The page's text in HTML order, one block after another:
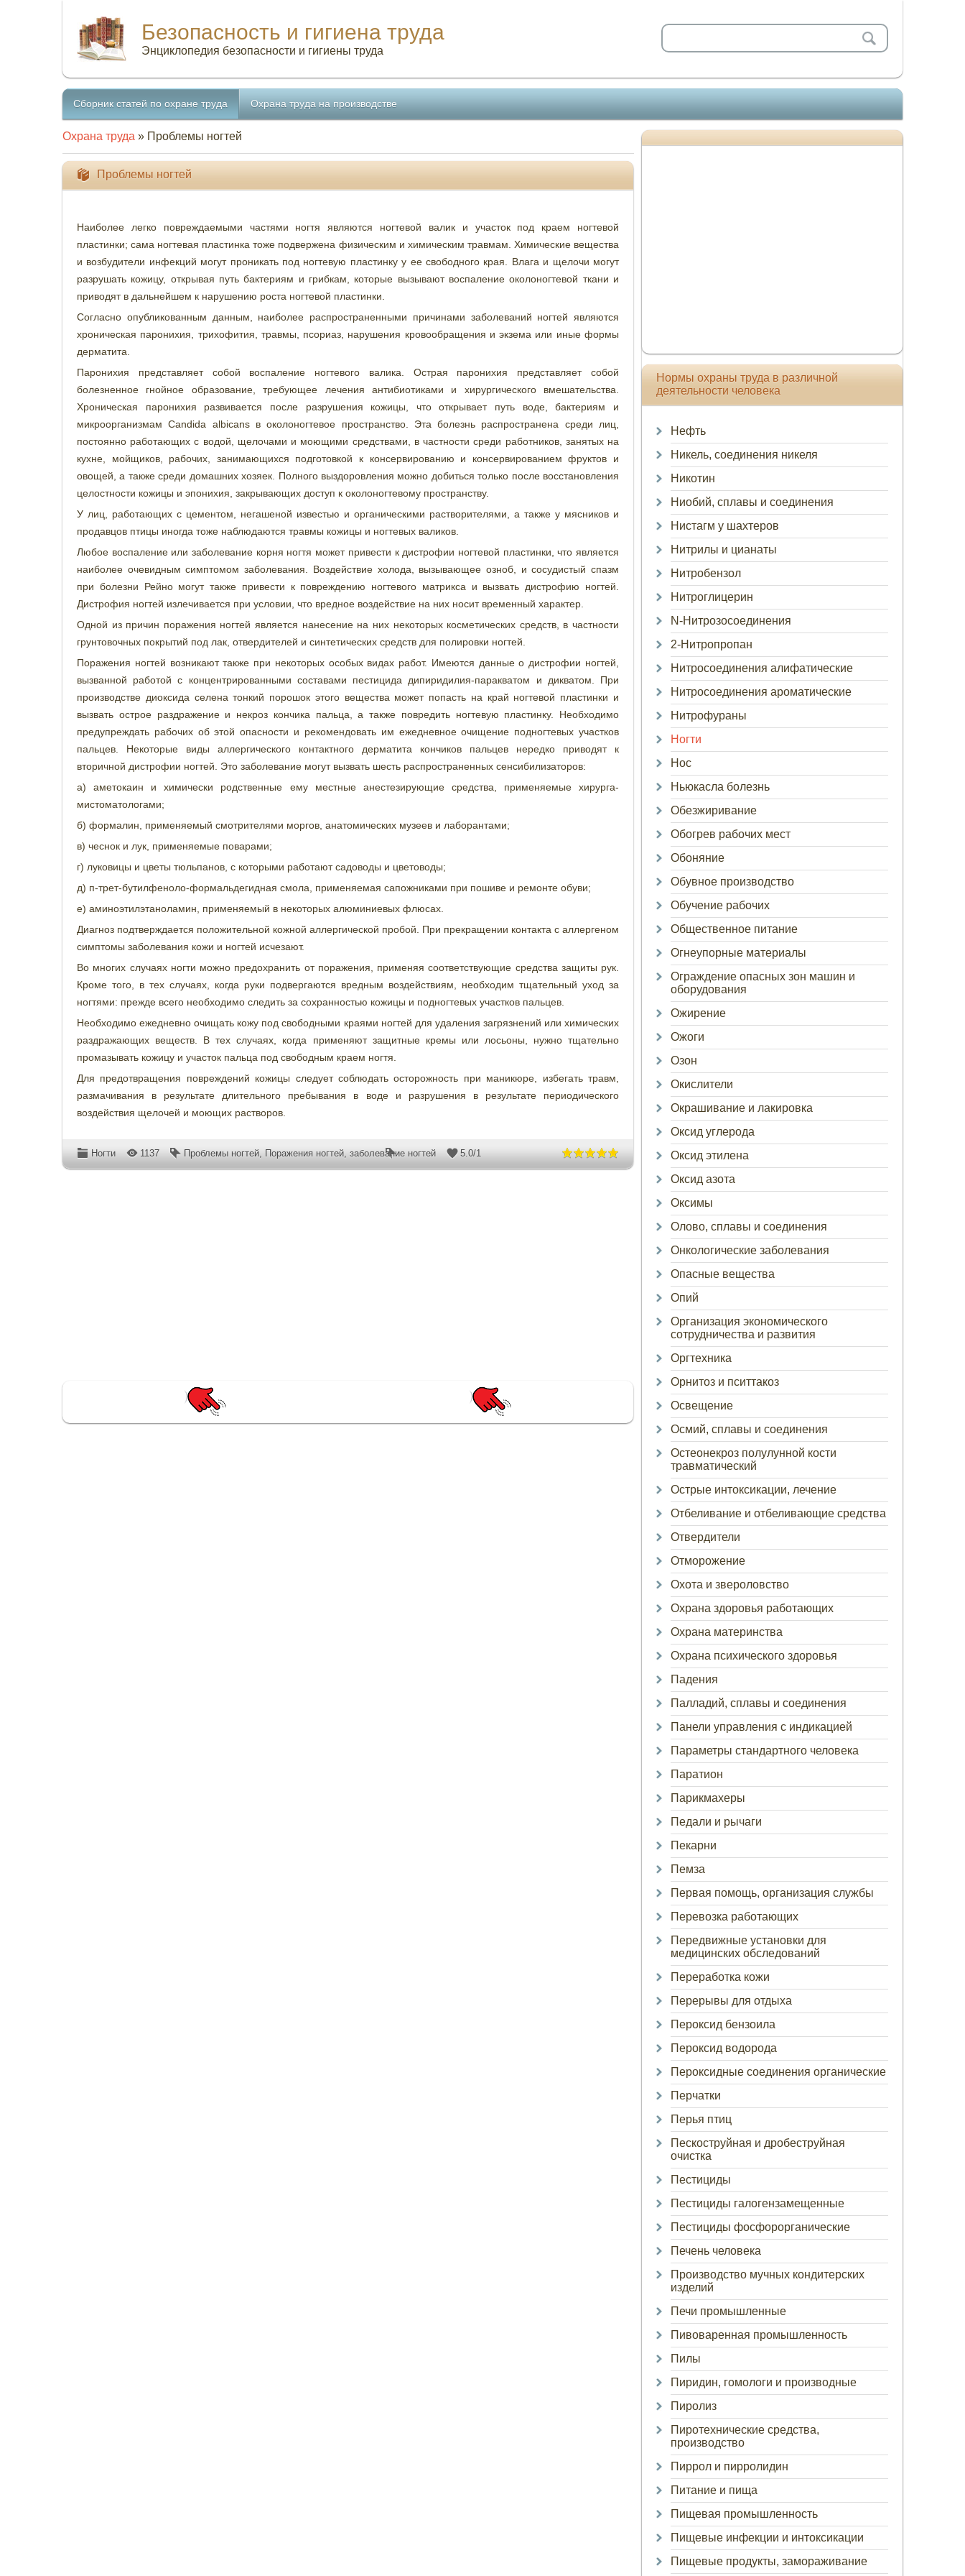
Безопасность и гигиена труда
Энциклопедия безопасности и гигиены труда
Сборник статей по охране труда Охрана труда на производстве
Охрана труда » Проблемы ногтей
Проблемы ногтей
Наиболее легко повреждаемыми частями ногтя являются ногтевой валик и участок под краем ногтевой
пластинки; сама ногтевая пластинка тоже подвержена физическим и химическим травмам. Химические вещества
и возбудители инфекций могут проникать под ногтевую пластинку у ее свободного края. Влага и щелочи могут
разрушать кожицу, открывая путь бактериям и грибкам, которые вызывают воспаление околоногтевой ткани и
приводят в дальнейшем к нарушению роста ногтевой пластинки.
Согласно опубликованным данным, наиболее распространенными причинами заболеваний ногтей являются
хроническая паронихия, трихофития, травмы, псориаз, нарушения кровообращения и экзема или иные формы
дерматита.
Паронихия представляет собой воспаление ногтевого валика. Острая паронихия представляет собой
болезненное гнойное образование, требующее лечения антибиотиками и хирургического вмешательства.
Хроническая паронихия развивается после разрушения кожицы, что открывает путь воде, бактериям и
микроорганизмам Candida albicans в околоногтевое пространство. Эта болезнь распространена среди лиц,
постоянно работающих с водой, щелочами и моющими средствами, в частности среди работников, занятых на
кухне, мойщиков, рабочих, занимающихся подготовкой к консервированию и консервированием фруктов и
овощей, а также среди домашних хозяек. Полного выздоровления можно добиться только после восстановления
целостности кожицы и эпонихия, закрывающих доступ к околоногтевому пространству.
У лиц, работающих с цементом, негашеной известью и органическими растворителями, а также у мясников и
продавцов птицы иногда тоже наблюдаются травмы кожицы и ногтевых валиков.
Любое воспаление или заболевание корня ногтя может привести к дистрофии ногтевой пластинки, что является
наиболее очевидным симптомом заболевания. Воздействие холода, вызывающее озноб, и сосудистый спазм
при болезни Рейно могут также привести к повреждению ногтевого матрикса и вызвать дистрофию ногтей.
Дистрофия ногтей излечивается при условии, что вредное воздействие на них носит временный характер.
Одной из причин поражения ногтей является нанесение на них некоторых косметических средств, в частности
грунтовочных покрытий под лак, отвердителей и синтетических средств для полировки ногтей.
Поражения ногтей возникают также при некоторых особых видах работ. Имеются данные о дистрофии ногтей,
вызванной работой с концентрированными составами пестицида дипиридилия-паракватом и дикватом. При
производстве диоксида селена тонкий порошок этого вещества может попасть на край ногтевой пластинки и
вызвать острое раздражение и некроз кончика пальца, а также повредить ногтевую пластинку. Необходимо
предупреждать рабочих об этой опасности и рекомендовать им ежедневное очищение подногтевых участков
пальцев. Некоторые виды аллергического контактного дерматита кончиков пальцев нередко приводят к
вторичной дистрофии ногтей. Это заболевание могут вызвать шесть распространенных сенсибилизаторов:
а) аметокаин и химически родственные ему местные анестезирующие средства, применяемые хирурга-
мистоматологами;
б) формалин, применяемый смотрителями моргов, анатомических музеев и лаборантами;
в) чеснок и лук, применяемые поварами;
г) луковицы и цветы тюльпанов, с которыми работают садоводы и цветоводы;
д) п-трет-бутилфеноло-формальдегидная смола, применяемая сапожниками при пошиве и ремонте обуви;
е) аминоэтилэтаноламин, применяемый в некоторых алюминиевых флюсах.
Диагноз подтверждается положительной кожной аллергической пробой. При прекращении контакта с аллергеном
симптомы заболевания кожи и ногтей исчезают.
Во многих случаях ногти можно предохранить от поражения, применяя соответствующие средства защиты рук.
Кроме того, в тех случаях, когда руки подвергаются вредным воздействиям, необходим тщательный уход за
ногтями: прежде всего необходимо следить за сохранностью кожицы и подногтевых участков пальцев.
Необходимо ежедневно очищать кожу под свободными краями ногтей для удаления загрязнений или химических
раздражающих веществ. В тех случаях, когда применяют защитные кремы или лосьоны, нужно тщательно
промазывать кожицу и участок пальца под свободным краем ногтя.
Для предотвращения повреждений кожицы следует соблюдать осторожность при маникюре, избегать травм,
размачивания в результате длительного пребывания в воде и разрушения в результате периодического
воздействия щелочей и моющих растворов.
Ногти 1137 Проблемы ногтей, Поражения ногтей, заболевание ногтей 5.0/1
Нормы охраны труда в различной
деятельности человека
Нефть
Никель, соединения никеля
Никотин
Ниобий, сплавы и соединения
Нистагм у шахтеров
Нитрилы и цианаты
Нитробензол
Нитроглицерин
N-Нитрозосоединения
2-Нитропропан
Нитросоединения алифатические
Нитросоединения ароматические
Нитрофураны
Ногти
Нос
Ньюкасла болезнь
Обезжиривание
Обогрев рабочих мест
Обоняние
Обувное производство
Обучение рабочих
Общественное питание
Огнеупорные материалы
Ограждение опасных зон машин и
оборудования
Ожирение
Ожоги
Озон
Окислители
Окрашивание и лакировка
Оксид углерода
Оксид этилена
Оксид азота
Оксимы
Олово, сплавы и соединения
Онкологические заболевания
Опасные вещества
Опий
Организация экономического
сотрудничества и развития
Оргтехника
Орнитоз и пситтакоз
Освещение
Осмий, сплавы и соединения
Остеонекроз полулунной кости
травматический
Острые интоксикации, лечение
Отбеливание и отбеливающие средства
Отвердители
Отморожение
Охота и звероловство
Охрана здоровья работающих
Охрана материнства
Охрана психического здоровья
Падения
Палладий, сплавы и соединения
Панели управления с индикацией
Параметры стандартного человека
Паратион
Парикмахеры
Педали и рычаги
Пекарни
Пемза
Первая помощь, организация службы
Перевозка работающих
Передвижные установки для
медицинских обследований
Переработка кожи
Перерывы для отдыха
Пероксид бензоила
Пероксид водорода
Пероксидные соединения органические
Перчатки
Перья птиц
Пескоструйная и дробеструйная
очистка
Пестициды
Пестициды галогензамещенные
Пестициды фосфорорганические
Печень человека
Производство мучных кондитерских
изделий
Печи промышленные
Пивоваренная промышленность
Пилы
Пиридин, гомологи и производные
Пиролиз
Пиротехнические средства,
производство
Пиррол и пирролидин
Питание и пища
Пищевая промышленность
Пищевые инфекции и интоксикации
Пищевые продукты, замораживание